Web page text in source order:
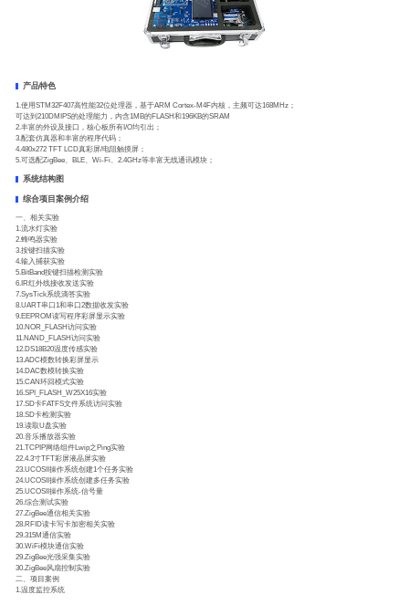
产品特色
1.使用STM32F407高性能32位处理器，基于ARM Cortex-M4F内核，主频可达168MHz；
可达到210DMIPS的处理能力，内含1MB的FLASH和196KB的SRAM
2.丰富的外设及接口，核心板所有I/O均引出；
3.配套仿真器和丰富的程序代码；
4.480x272 TFT LCD真彩屏/电阻触摸屏；
5.可选配ZigBee、BLE、Wi-Fi、2.4GHz等丰富无线通讯模块；
系统结构图
综合项目案例介绍
一、相关实验
1.流水灯实验
2.蜂鸣器实验
3.按键扫描实验
4.输入捕获实验
5.BitBand按键扫描检测实验
6.IR红外线接收发送实验
7.SysTick系统滴答实验
8.UART串口1和串口2数据收发实验
9.EEPROM读写程序彩屏显示实验
10.NOR_FLASH访问实验
11.NAND_FLASH访问实验
12.DS18B20温度传感实验
13.ADC模数转换彩屏显示
14.DAC数模转换实验
15.CAN环回模式实验
16.SPI_FLASH_W25X16实验
17.SD卡FATFS文件系统访问实验
18.SD卡检测实验
19.读取U盘实验
20.音乐播放器实验
21.TCPIP网络组件Lwip之Ping实验
22.4.3寸TFT彩屏液晶屏实验
23.UCOSII操作系统创建1个任务实验
24.UCOSII操作系统创建多任务实验
25.UCOSII操作系统-信号量
26.综合测试实验
27.ZigBee通信相关实验
28.RFID读卡写卡加密相关实验
29.315M通信实验
30.WiFi模块通信实验
29.ZigBee光强采集实验
30.ZigBee风扇控制实验
二、项目案例
1.温度监控系统